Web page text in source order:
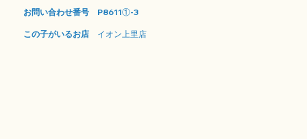
お問い合わせ番号 P8611①-3
この子がいるお店 イオン上里店